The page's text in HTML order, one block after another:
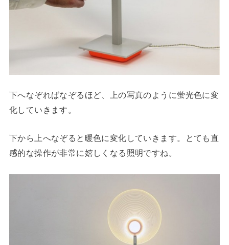
下へなぞればなぞるほど、上の写真のように蛍光色に変
化していきます。
下から上へなぞると暖色に変化していきます。とても直
感的な操作が非常に嬉しくなる照明ですね。